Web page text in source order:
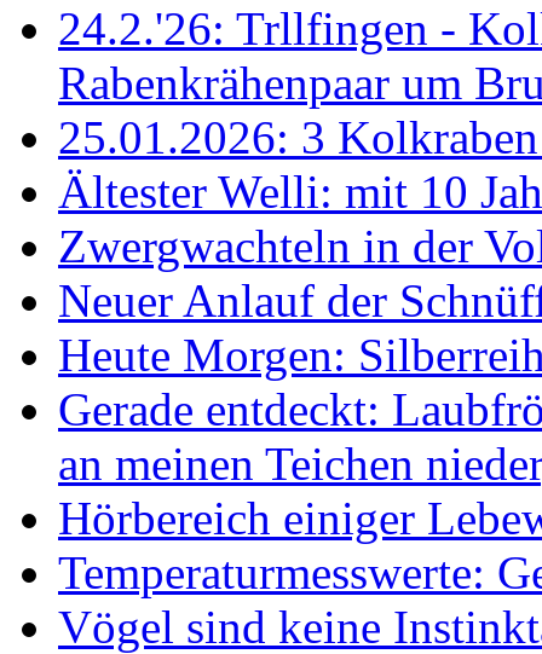
24.2.'26: Trllfingen -
Rabenkrähenpaar um
25.01.2026: 3
Ältester Welli: mit 10
Zwergwachteln in der
Neuer Anlauf der
Heute Morgen:
Gerade entdeckt:
an meinen Teichen
Hörbereich einiger
Temperaturmesswerte:
Vögel sind keine